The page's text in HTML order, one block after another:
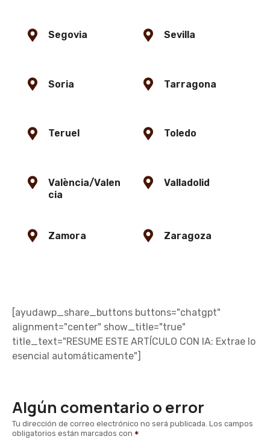
Segovia Sevilla
Soria Tarragona
Teruel Toledo
València/Valen
cia
Valladolid
Zamora Zaragoza
[ayudawp_share_buttons buttons="chatgpt"
alignment="center" show_title="true"
title_text="RESUME ESTE ARTÍCULO CON IA: Extrae lo
esencial automáticamente"]
Algún comentario o error
Tu dirección de correo electrónico no será publicada. Los campos
obligatorios están marcados con